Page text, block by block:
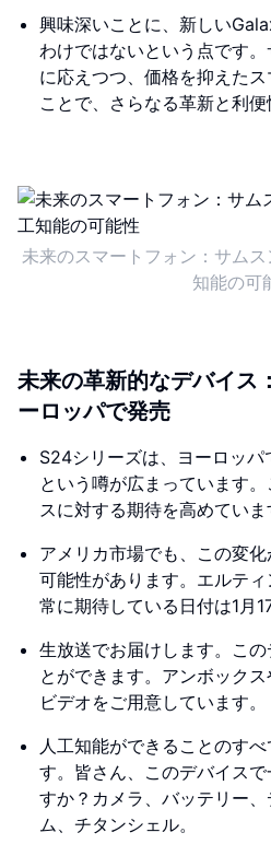
興味深いことに、新しい
わけではないという点です
に応えつつ、価格を抑えた
ことで、さらなる革新と利便
未来のスマートフォン：サム
知能の可
未来の革新的なデバイス
ーロッパで発売
S24シリーズは、ヨーロッ
という噂が広まっています
スに対する期待を高めていま
アメリカ市場でも、この変
可能性があります。エルテ
常に期待している日付は1月
生放送でお届けします。こ
とができます。アンボック
ビデオをご用意しています。
人工知能ができることのす
す。皆さん、このデバイス
すか？カメラ、バッテリー
ム、チタンシェル。